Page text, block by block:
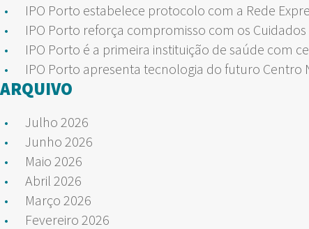
IPO Porto estabelece protocolo com a Rede
IPO Porto reforça compromisso com os Cuidados
IPO Porto é a primeira instituição de saúde com
IPO Porto apresenta tecnologia do futuro Centro
ARQUIVO
Julho 2026
Junho 2026
Maio 2026
Abril 2026
Março 2026
Fevereiro 2026